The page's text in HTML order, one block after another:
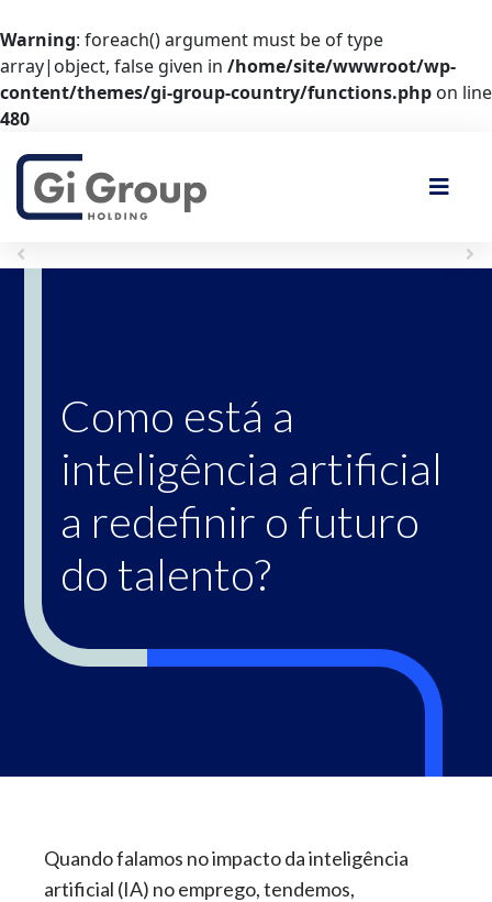
Warning: foreach() argument must be of type
array|object, false given in /home/site/wwwroot/wp-
content/themes/gi-group-country/functions.php on line
480
Como está a
inteligência artificial
a redefinir o futuro
do talento?
Quando falamos no impacto da inteligência
artificial (IA) no emprego, tendemos,